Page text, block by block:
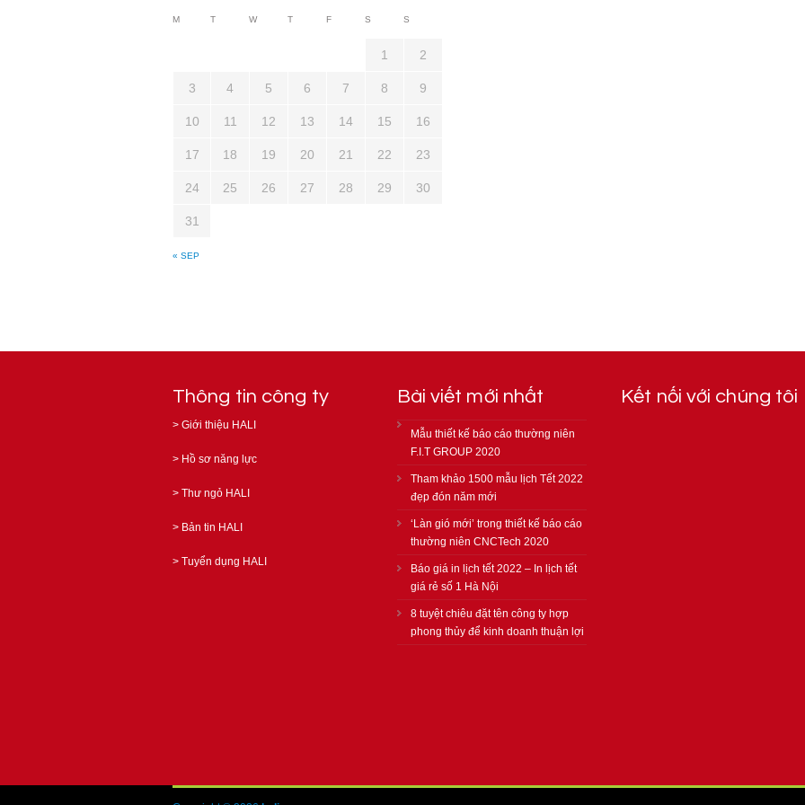
M T W T F S S
« SEP
1 2
3 4 5 6 7 8 9
10 11 12 13 14 15 16
17 18 19 20 21 22 23
24 25 26 27 28 29 30
31
Thông tin công ty
> Giới thiệu HALI
> Hồ sơ năng lực
> Thư ngỏ HALI
> Bản tin HALI
> Tuyển dụng HALI
Bài viết mới nhất
Mẫu thiết kế báo cáo thường niên
F.I.T GROUP 2020
Tham khảo 1500 mẫu lịch Tết 2022
đẹp đón năm mới
‘Làn gió mới’ trong thiết kế báo cáo
thường niên CNCTech 2020
Báo giá in lịch tết 2022 – In lịch tết
giá rẻ số 1 Hà Nội
8 tuyệt chiêu đặt tên công ty hợp
phong thủy để kinh doanh thuận lợi
Kết nối với chúng tôi